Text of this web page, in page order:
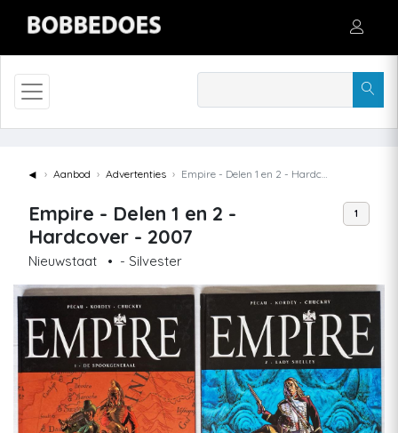
◄ Aanbod Advertenties Empire - Delen 1 en 2 - Hardcover - 2007
Empire - Delen 1 en 2 -
Hardcover - 2007
Nieuwstaat • - Silvester
1